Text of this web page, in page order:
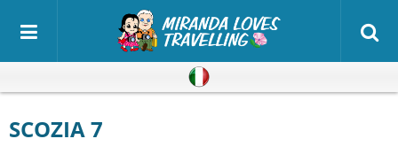
SCOZIA 7